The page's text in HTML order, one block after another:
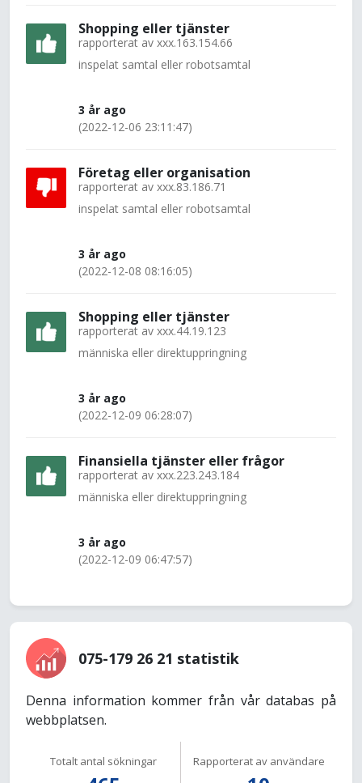
Shopping eller tjänster
rapporterat av xxx.163.154.66
inspelat samtal eller robotsamtal
3 år ago
(2022-12-06 23:11:47)
Företag eller organisation
rapporterat av xxx.83.186.71
inspelat samtal eller robotsamtal
3 år ago
(2022-12-08 08:16:05)
Shopping eller tjänster
rapporterat av xxx.44.19.123
människa eller direktuppringning
3 år ago
(2022-12-09 06:28:07)
Finansiella tjänster eller frågor
rapporterat av xxx.223.243.184
människa eller direktuppringning
3 år ago
(2022-12-09 06:47:57)
075-179 26 21 statistik
Denna information kommer från vår databas på
webbplatsen.
Totalt antal sökningar Rapporterat av användare